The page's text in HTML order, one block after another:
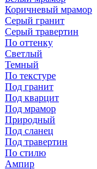
Коричневый мрамор
Серый гранит
Серый травертин
По оттенку
Светлый
Темный
По текстуре
Под гранит
Под кварцит
Под мрамор
Природный
Под сланец
Под травертин
По стилю
Ампир